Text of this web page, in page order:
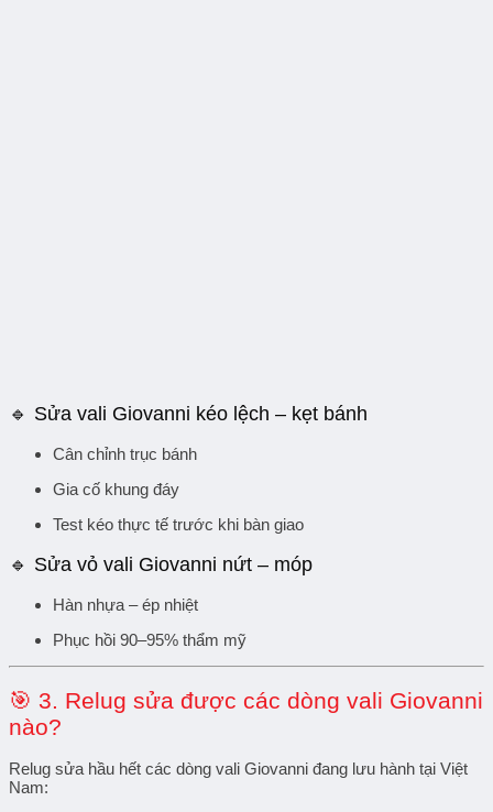
🔹 Sửa vali Giovanni kéo lệch – kẹt bánh
Cân chỉnh trục bánh
Gia cố khung đáy
Test kéo thực tế trước khi bàn giao
🔹 Sửa vỏ vali Giovanni nứt – móp
Hàn nhựa – ép nhiệt
Phục hồi 90–95% thẩm mỹ
🎯 3. Relug sửa được các dòng vali Giovanni
nào?
Relug sửa hầu hết các dòng vali Giovanni đang lưu hành tại Việt
Nam: